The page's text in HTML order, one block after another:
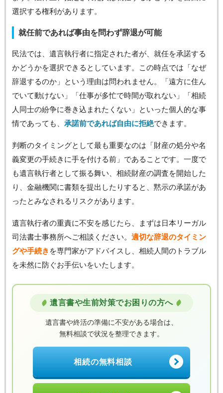
選択する権利があります。
就任前であれば事由を問わず辞退が可能
民法では、遺言執行者に指定された者が、就任を承諾する
かどうかを選択できるとしています。この時点では「なぜ
辞退するのか」という理由は問われません。「遠方に住ん
でいて動けない」「仕事が多忙で時間が取れない」「相続
人同士の紛争に巻き込まれたくない」といった個人的な事
情であっても、 承諾前であれば自由に拒絶できます。
判断のタイミングとして最も重要なのは「財産の処分や名
義変更の手続きに手を付ける前」であることです。一度で
も遺言執行者として振る舞い、相続財産の調査を開始した
り、金融機関に書類を提出したりすると、黙示の承諾があ
ったとみなされるリスクがあります。
遺言執行者の重責に不安を感じたら、まずは日本リーガル
司法書士事務所へご相談ください。 適切な辞退のタイミン
グや手続き を専門家がアドバイスし、相続人間のトラブル
を未然に防ぐお手伝いをいたします。
遺言書や生前対策でお困りの方へ
遺言書や終活の準備に不安がある場合は、
無料相談で状況を整理できます。
相続の無料相談